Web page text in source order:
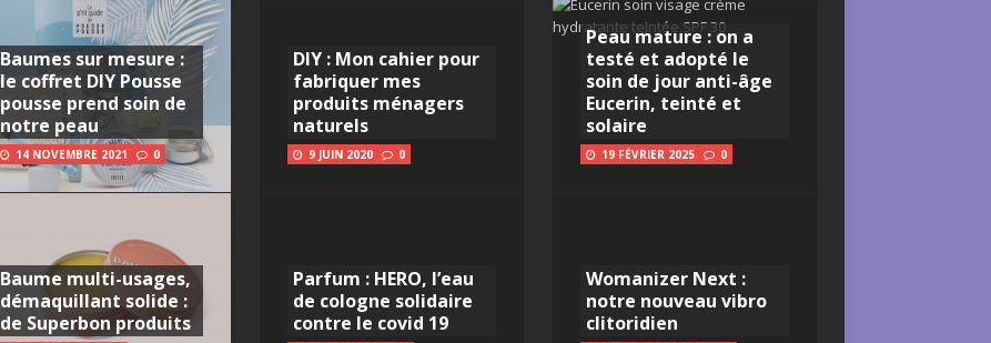
Baumes sur mesure :
le coffret DIY Pousse
pousse prend soin de
notre peau
14 NOVEMBRE 2021 0
Baume multi-usages,
démaquillant solide :
de Superbon produits
DIY : Mon cahier pour
fabriquer mes
produits ménagers
naturels
9 JUIN 2020 0
Parfum : HERO, l’eau
de cologne solidaire
contre le covid 19
Peau mature : on a
testé et adopté le
soin de jour anti-âge
Eucerin, teinté et
solaire
19 FÉVRIER 2025 0
Womanizer Next :
notre nouveau vibro
clitoridien